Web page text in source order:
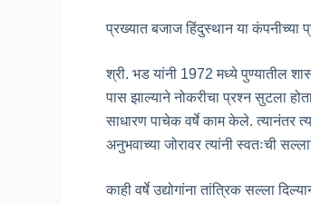
प्रख्यात बजाज हिंदुस्थान या कंपनीच्या
श्री. भड यांनी 1972 मध्ये पुण्यातील
पास झाल्याने नोकरीचा प्रश्न सुटला
साधारण पाचेक वर्षे काम केले. त्यानंतर
अनुभवाच्या जोरावर त्यांनी स्वतःची
काही वर्षे उद्योगांना तांत्रिक सल्ला